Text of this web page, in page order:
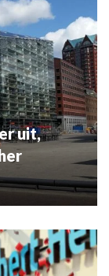
uit,